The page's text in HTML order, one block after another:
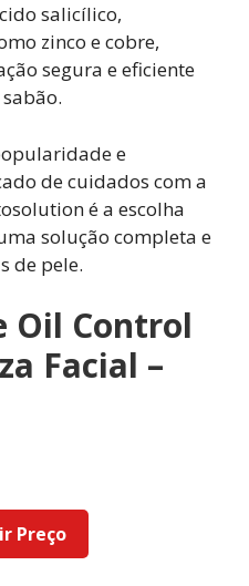
salicílico,
zinco e cobre,
segura e eficiente
e
de cuidados com a
é a escolha
solução completa e
de pele.
Oil Control
Facial –
Preço